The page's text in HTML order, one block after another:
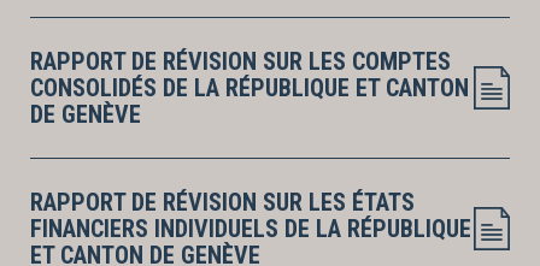
RAPPORT DE RÉVISION SUR LES COMPTES
CONSOLIDÉS DE LA RÉPUBLIQUE ET CANTON
DE GENÈVE
RAPPORT DE RÉVISION SUR LES ÉTATS
FINANCIERS INDIVIDUELS DE LA RÉPUBLIQUE
ET CANTON DE GENÈVE